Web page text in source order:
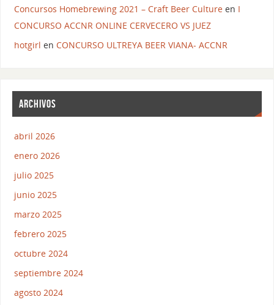
Concursos Homebrewing 2021 – Craft Beer Cultureen I
CONCURSO ACCNR ONLINE CERVECERO VS JUEZ
hotgirl en CONCURSO ULTREYA BEER VIANA- ACCNR
ARCHIVOS
abril 2026
enero 2026
julio 2025
junio 2025
marzo 2025
febrero 2025
octubre 2024
septiembre 2024
agosto 2024